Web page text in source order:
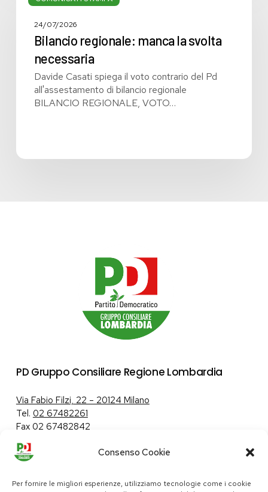
Consenso Cookie
Per fornire le migliori esperienze, utilizziamo tecnologie come i cookie
svolta
24/07/2026
Bilancio regionale: manca la svolta
necessaria
Davide Casati spiega il voto contrario del Pd
all'assestamento di bilancio regionale
BILANCIO REGIONALE, VOTO…
PD Gruppo Consiliare Regione Lombardia
Via Fabio Filzi, 22 – 20124 Milano
Tel. 02 67482261
Fax 02 67482842
Tutela dei dati personali|Politica sui cookie